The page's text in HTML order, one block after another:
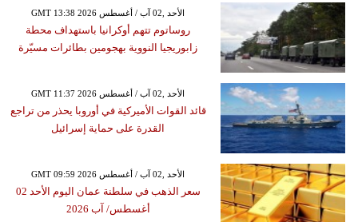
GMT 13:38 2026 الأحد ,02 آب / أغسطس
روساتوم تتهم أوكرانيا باستهداف محطة
زابوريجيا النووية بهجومين بطائرات مسيّرة
GMT 11:37 2026 الأحد ,02 آب / أغسطس
قائد القوات الأميركية في أوروبا يحذر من تراجع
القدرة على حماية إسرائيل
GMT 09:59 2026 الأحد ,02 آب / أغسطس
سعر الذهب في سلطنة عمان اليوم الأحد 02
أغسطس/ آب 2026